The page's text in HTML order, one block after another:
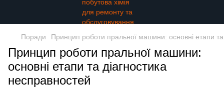
Поради Принцип роботи пральної машини: основні етапи та
Принцип роботи пральної машини:
основні етапи та діагностика
несправностей